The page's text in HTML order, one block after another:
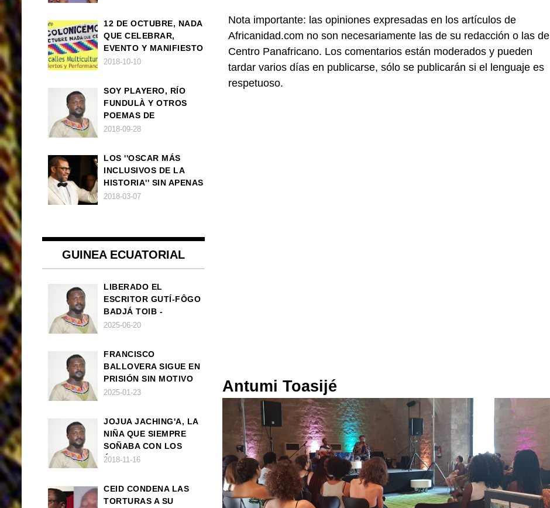
Nota importante: las opiniones expresadas en los artículos de
Africanidad.com no son necesariamente las de su redacción o las de
Centro Panafricano. Los comentarios están moderados y pueden
tardar varios días en publicarse, sólo se publicarán si el lenguaje es
respetuoso.
Antumi Toasijé
12 DE OCTUBRE, NADA
QUE CELEBRAR,
EVENTO Y MANIFIESTO
2018-10-10
SOY PLAYERO, RÍO
FUNDULÀ Y OTROS
POEMAS DE
FRANCISCO
2018-09-28
LOS ''OSCAR MÁS
INCLUSIVOS DE LA
HISTORIA'' SIN APENAS
TRIUNFOS AFRO
2018-03-07
GUINEA ECUATORIAL
LIBERADO EL
ESCRITOR GUTÍ-FÔGO
BADJÁ TOIB -
FRANCISCO
2025-06-20
FRANCISCO
BALLOVERA SIGUE EN
PRISIÓN SIN MOTIVO
ALGUNO
2025-01-23
JOJUA JACHING'A, LA
NIÑA QUE SIEMPRE
SOÑABA CON LOS
ÁNGELES (UN CUENTO
2018-11-16
CEID CONDENA LAS
TORTURAS A SU